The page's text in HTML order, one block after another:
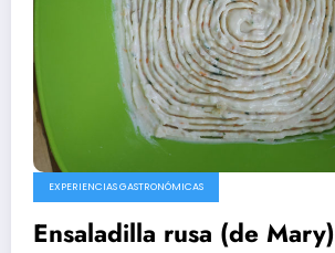
EXPERIENCIAS GASTRONÓMICAS
Ensaladilla rusa (de Mary)